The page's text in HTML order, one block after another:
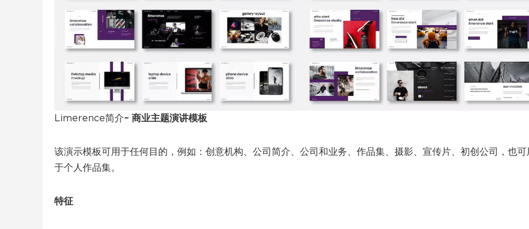
Limerence简介– 商业主题演讲模板
该演示模板可用于任何目的，例如：创意机构、公司简介、公司和业务、作品集、摄影、宣传片、初创公司，也可
于个人作品集。
特征